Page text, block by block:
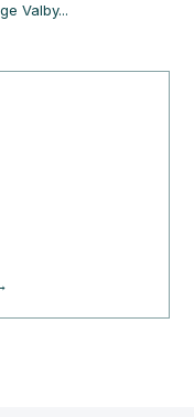
Valby...